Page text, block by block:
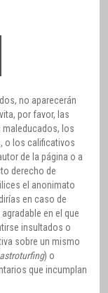
no aparecerán
por favor, las
los
o los calificativos
de la página o a
derecho de
el anonimato
en caso de
en el que
insultados o
sobre un mismo
astroturfing) o
que incumplan